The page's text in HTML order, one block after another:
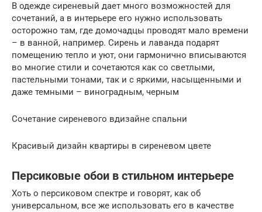
В одежде сиреневый дает много возможностей для
сочетаний, а в интерьере его нужно использовать
осторожно там, где домочадцы проводят мало времени
– в ванной, например. Сирень и лаванда подарят
помещению тепло и уют, они гармонично вписываются
во многие стили и сочетаются как со светлыми,
пастельными тонами, так и с яркими, насыщенными и
даже темными – виноградным, черным
Сочетание сиреневого вдизайне спальни
Красивый дизайн квартиры в сиреневом цвете
Персиковые обои в стильном интерьере
Хоть о персиковом спектре и говорят, как об
универсальном, все же использовать его в качестве